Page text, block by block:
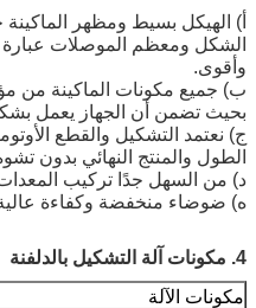
أ) الهيكل بسيط ومظهر الماكينة
الشكل ومعظم الموصلات عبارة
وأقوى.
ب) جميع مكونات الماكينة من
بحيث تضمن أن الجهاز يعمل
ج) نعتمد التشكيل والقطع
الطول والمنتج النهائي بدون
د) من السهل جدًا تركيب
ه) ضوضاء منخفضة وكفاءة
4. مكونات آلة التشكيل بالدلفنة
مكونات الآلة